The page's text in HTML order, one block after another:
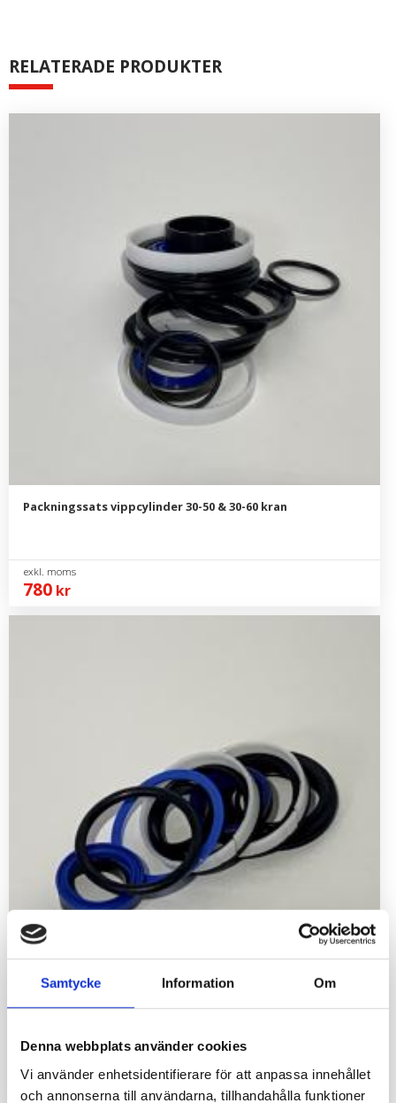
Samtycke Information Om
Denna webbplats använder cookies
Vi använder enhetsidentifierare för att anpassa innehållet
och annonserna till användarna, tillhandahålla funktioner
RELATERADE PRODUKTER
Packningssats vippcylinder 30-50 & 30-60 kran
780 kr
Packningssats lyftcylinder 30 och 300 serien.
780kr